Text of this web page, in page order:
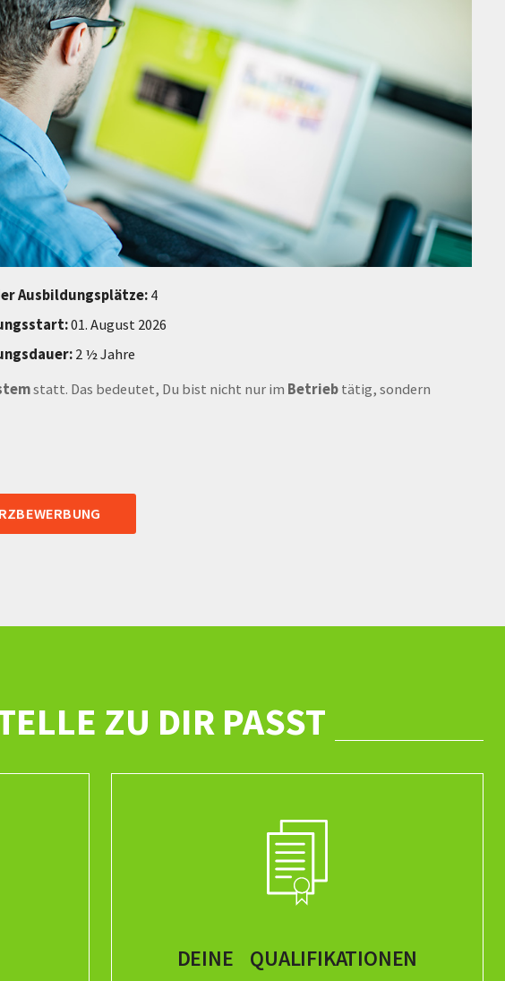
Ausbildungsplätze:4
01. August 2026
2 ½ Jahre
statt. Das bedeutet, Du bist nicht nur im Betriebtätig, sondern
ZU DIR PASST
DEINE QUALIFIKATIONEN